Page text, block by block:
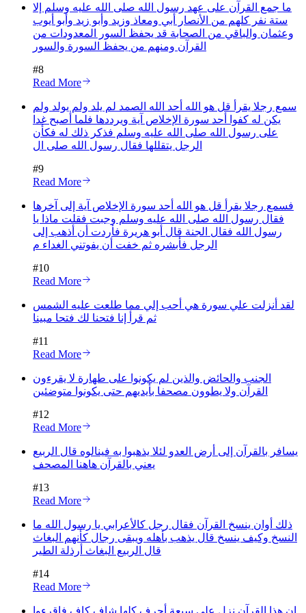
ما جمع القرآن على عهد رسول الله صلى الله عليه وسلم إلا
ستة نفر كلهم من الأنصار أبي ومعاذ وزيد وأبو زيد وأبو أيوب
وعثمان والباقي من الصحابة قد يحفظ السور المعدودات من
القرآن ومنهم من يحفظ السورة والسور
#8
Read More
سمع رجلا يقرأ قل هو الله أحد الله الصمد لم يلد ولم يولد ولم
يكن له كفوا أحد سورة الإخلاص آية ويرددها فلما أصبح غدا
على رسول الله صلى الله عليه وسلم فذكر ذلك له فكأن
الرجل يتقللها فقال رسول الله صلى ال
#9
Read More
فسمع رجلا يقرأ قل هو الله أحد سورة الإخلاص آية إلى آخرها
فقال رسول الله صلى الله عليه وسلم وجبت فقلت ماذا يا
رسول الله فقال الجنة قال أبو هريرة فأردت أن أذهب إلى
الرجل فأبشره ثم خفت أن يفوتني الغداء م
#10
Read More
لقد أنزلت علي سورة هي أحب إلي مما طلعت عليه الشمس
ثم قرأ إنا فتحنا لك فتحا مبينا
#11
Read More
الجنب والحائض والذين لم يكونوا على طهارة لا يقرءون
القرآن ولا يطوون مصحفا بأيديهم حتى يكونوا متوضئين
#12
Read More
يسافر بالقرآن إلى أرض العدو لئلا يذهبوا به فينالوه قال الربيع
يعني بالقرآن هاهنا المصحف
#13
Read More
ذلك أوان ينسخ القرآن فقال رجل كالأعرابي يا رسول الله ما
النسخ وكيف ينسخ قال يذهب بأهله ويبقى رجال كأنهم البغاث
قال الربيع البغاث أرذلة الطير
#14
Read More
إن هذا القرآن نزل على سبعة أحرف كلها شاف كاف فاقرءوا